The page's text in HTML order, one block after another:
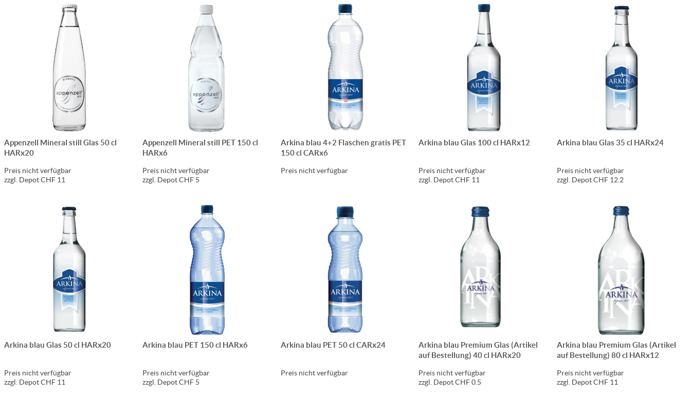
Appenzell Mineral still Glas 50 cl
HARx20
Preis nicht verfügbar
zzgl. Depot CHF 11
Appenzell Mineral still PET 150 cl
HARx6
Preis nicht verfügbar
zzgl. Depot CHF 5
Arkina blau 4+2 Flaschen gratis PET
150 cl CARx6
Preis nicht verfügbar
Arkina blau Glas 100 cl HARx12
Preis nicht verfügbar
zzgl. Depot CHF 11
Arkina blau Glas 35 cl HARx24
Preis nicht verfügbar
zzgl. Depot CHF 12.2
Arkina blau Glas 50 cl HARx20
Preis nicht verfügbar
zzgl. Depot CHF 11
Arkina blau PET 150 cl HARx6
Preis nicht verfügbar
zzgl. Depot CHF 5
Arkina blau PET 50 cl CARx24
Preis nicht verfügbar
Arkina blau Premium Glas (Artikel
auf Bestellung) 40 cl HARx20
Preis nicht verfügbar
zzgl. Depot CHF 0.5
Arkina blau Premium Glas (Artikel
auf Bestellung) 80 cl HARx12
Preis nicht verfügbar
zzgl. Depot CHF 11